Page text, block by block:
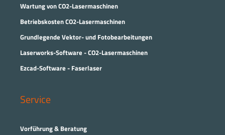
Wartung von CO2-Lasermaschinen
Betriebskosten CO2-Lasermaschinen
Grundlegende Vektor- und Fotobearbeitungen
Laserworks-Software - CO2-Lasermaschinen
Ezcad-Software - Faserlaser
Service
Vorführung & Beratung